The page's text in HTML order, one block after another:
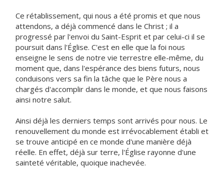
Ce rétablissement, qui nous a été promis et que nous
attendons, a déjà commencé dans le Christ ; il a
progressé par l'envoi du Saint-Esprit et par celui-ci il se
poursuit dans l'Église. C'est en elle que la foi nous
enseigne le sens de notre vie terrestre elle-même, du
moment que, dans l'espérance des biens futurs, nous
conduisons vers sa fin la tâche que le Père nous a
chargés d'accomplir dans le monde, et que nous faisons
ainsi notre salut.
Ainsi déjà les derniers temps sont arrivés pour nous. Le
renouvellement du monde est irrévocablement établi et
se trouve anticipé en ce monde d'une manière déjà
réelle. En effet, déjà sur terre, l'Église rayonne d'une
sainteté véritable, quoique inachevée.